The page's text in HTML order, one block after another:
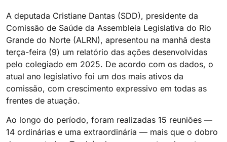
A deputada Cristiane Dantas (SDD), presidente da
Comissão de Saúde da Assembleia Legislativa do Rio
Grande do Norte (ALRN), apresentou na manhã desta
terça-feira (9) um relatório das ações desenvolvidas
pelo colegiado em 2025. De acordo com os dados, o
atual ano legislativo foi um dos mais ativos da
comissão, com crescimento expressivo em todas as
frentes de atuação.
Ao longo do período, foram realizadas 15 reuniões —
14 ordinárias e uma extraordinária — mais que o dobro